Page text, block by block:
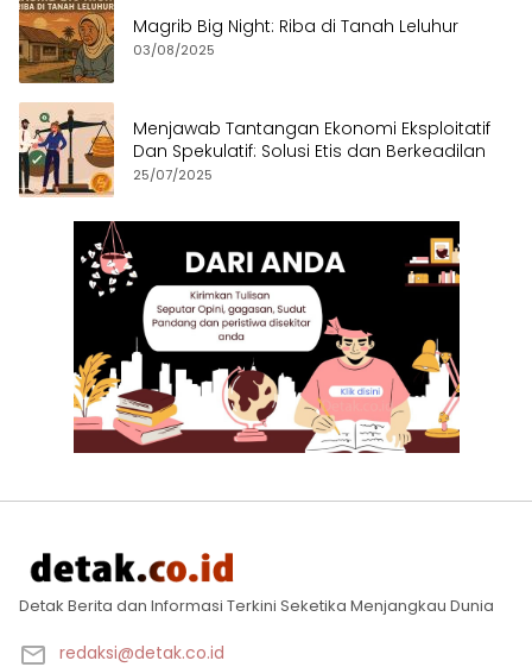
Magrib Big Night: Riba di Tanah Leluhur
03/08/2025
Menjawab Tantangan Ekonomi Eksploitatif
Dan Spekulatif: Solusi Etis dan Berkeadilan
25/07/2025
Detak Berita dan Informasi Terkini Seketika Menjangkau Dunia
redaksi@detak.co.id